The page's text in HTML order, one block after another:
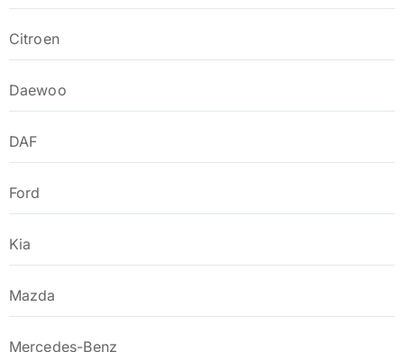
Citroen
Daewoo
DAF
Ford
Kia
Mazda
Mercedes-Benz